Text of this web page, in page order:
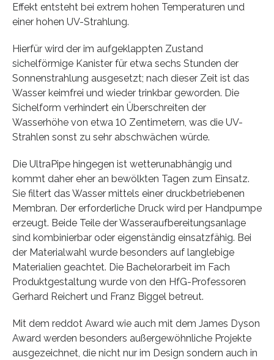
Effekt entsteht bei extrem hohen Temperaturen und
einer hohen UV-Strahlung.
Hierfür wird der im aufgeklappten Zustand
sichelförmige Kanister für etwa sechs Stunden der
Sonnenstrahlung ausgesetzt; nach dieser Zeit ist das
Wasser keimfrei und wieder trinkbar geworden. Die
Sichelform verhindert ein Überschreiten der
Wasserhöhe von etwa 10 Zentimetern, was die UV-
Strahlen sonst zu sehr abschwächen würde.
Die UltraPipe hingegen ist wetterunabhängig und
kommt daher eher an bewölkten Tagen zum Einsatz.
Sie filtert das Wasser mittels einer druckbetriebenen
Membran. Der erforderliche Druck wird per Handpumpe
erzeugt. Beide Teile der Wasseraufbereitungsanlage
sind kombinierbar oder eigenständig einsatzfähig. Bei
der Materialwahl wurde besonders auf langlebige
Materialien geachtet. Die Bachelorarbeit im Fach
Produktgestaltung wurde von den HfG-Professoren
Gerhard Reichert und Franz Biggel betreut.
Mit dem reddot Award wie auch mit dem James Dyson
Award werden besonders außergewöhnliche Projekte
ausgezeichnet, die nicht nur im Design sondern auch in